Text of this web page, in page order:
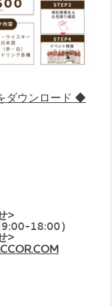
ダウンロード ◆
>
18:00）
>